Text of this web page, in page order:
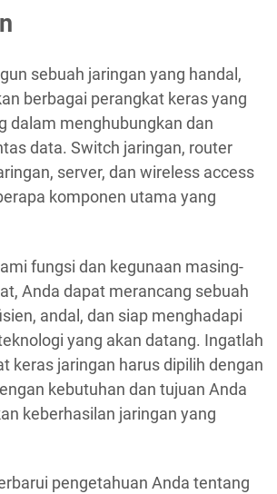
sebuah jaringan yang handal,
berbagai perangkat keras yang
dalam menghubungkan dan
data. Switch jaringan, router
server, dan wireless access
komponen utama yang
fungsi dan kegunaan masing-
Anda dapat merancang sebuah
andal, dan siap menghadapi
yang akan datang. Ingatlah
keras jaringan harus dipilih dengan
kebutuhan dan tujuan Anda
keberhasilan jaringan yang
pengetahuan Anda tentang